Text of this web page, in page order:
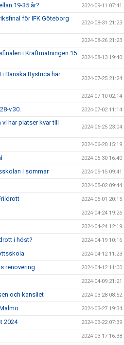
19-35 år? 2024-09-11 07:41
för IFK Göteborg
2024-08-31 21:23
2024-08-26 21:23
i Kraftmätningen 15
2024-08-13 19:40
i Banska Bystrica har
2024-07-25 21:24
2024-07-10 02:14
v.30. 2024-07-02 11:14
har platser kvar till
2024-06-25 23:04
2024-06-20 15:19
2024-05-30 16:40
i sommar 2024-05-15 09:41
2024-05-02 09:44
2024-05-01 20:15
2024-04-24 19:26
2024-04-24 12:19
i höst? 2024-04-19 10:16
2024-04-12 11:23
renovering 2024-04-12 11:00
2024-04-09 21:21
och kansliet 2024-03-28 08:52
2024-03-27 19:34
2024 2024-03-22 07:39
2024-03-17 16:38